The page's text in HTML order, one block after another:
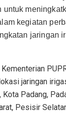
untuk
kegiatan
jaringan
jaringan
Kota Padang,
Pesisir